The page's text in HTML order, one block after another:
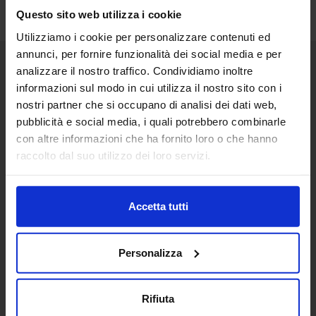
Questo sito web utilizza i cookie
Utilizziamo i cookie per personalizzare contenuti ed
annunci, per fornire funzionalità dei social media e per
analizzare il nostro traffico. Condividiamo inoltre
informazioni sul modo in cui utilizza il nostro sito con i
nostri partner che si occupano di analisi dei dati web,
pubblicità e social media, i quali potrebbero combinarle
con altre informazioni che ha fornito loro o che hanno
raccolto dal suo utilizzo dei loro servizi.
Accetta tutti
Personalizza
Rifiuta
Senaf srl
Via Eritrea 21/A
20157 | Milano | Italia
+ 39 02.332039460
In collaborazione con